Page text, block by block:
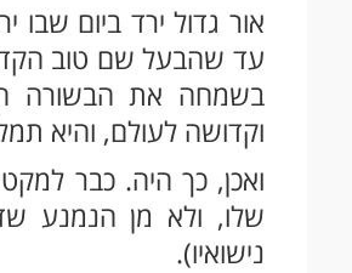
אור גדול ירד ביום
עד שהבעל שם טוב
בשמחה את הבשורה
וקדושה לעולם, והיא
ואכן, כך היה. כבר
שלו, ולא מן הנמנע
נישואיו).